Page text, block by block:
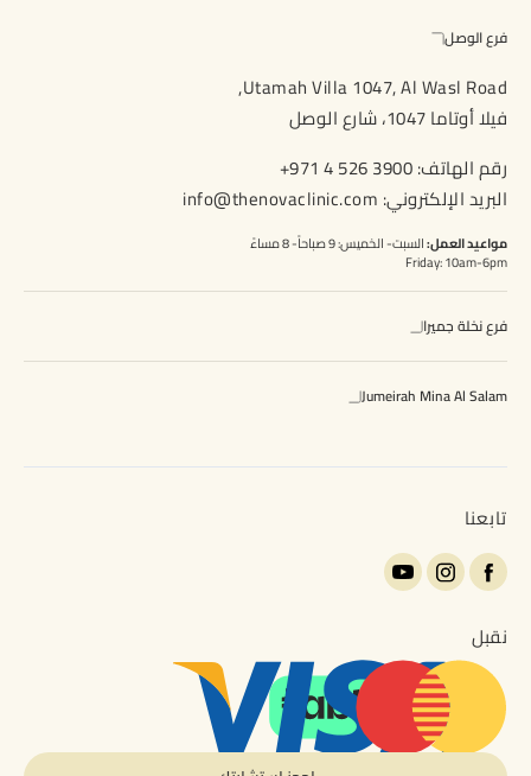
فرع الوصل
Utamah Villa 1047, Al Wasl Road,
فيلا أوتاما 1047، شارع الوصل
رقم الهاتف:+971 4 526 3900
البريد الإلكتروني: info@thenovaclinic.com
مواعيد العمل:السبت- الخميس: 9 صباحاً- 8 مساءً
Friday: 10am-6pm
فرع نخلة جميرا
Jumeirah Mina Al Salam
تابعنا
نقبل